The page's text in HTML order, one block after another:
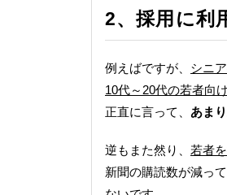
2、採用に利
例えばですが、 シニ
10代～20代の若者向
正直に言って、 あま
逆もまた然り、 若者
新聞の購読数が減っ